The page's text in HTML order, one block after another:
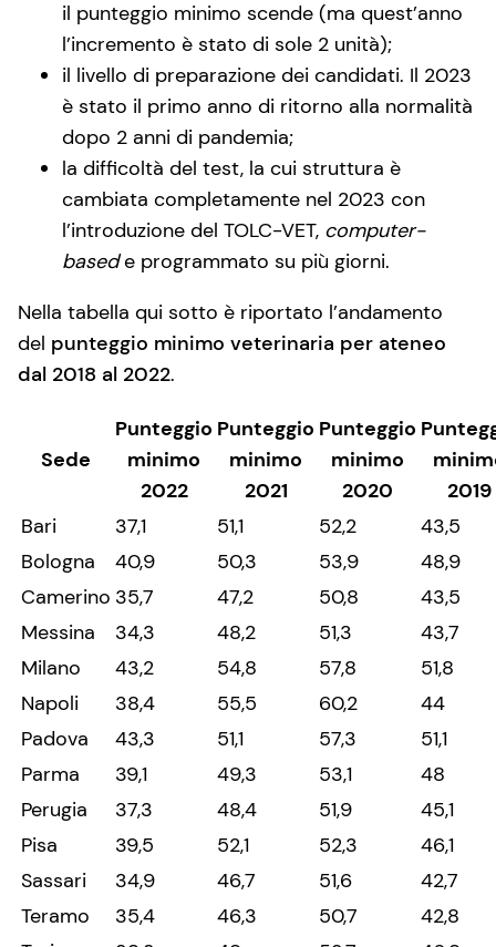
il punteggio minimo scende (ma quest’anno
l’incremento è stato di sole 2 unità);
il livello di preparazione dei candidati. Il 2023
è stato il primo anno di ritorno alla normalità
dopo 2 anni di pandemia;
la difficoltà del test, la cui struttura è
cambiata completamente nel 2023 con
l’introduzione del TOLC-VET, computer-
basede programmato su più giorni.
Nella tabella qui sotto è riportato l’andamento
del punteggio minimo veterinaria per ateneo
dal 2018 al 2022.
Sede
Punteggio
minimo
2022
Punteggio
minimo
2021
Punteggio
minimo
2020
2019
Bari
37,1 51,1 52,2
43,5
Bologna
40,9 50,3 53,9
48,9
Camerino 35,7 47,2 50,8
43,5
Messina
34,3 48,2 51,3
43,7
Milano
43,2 54,8 57,8
51,8
Napoli
38,4 55,5 60,2
44
Padova
43,3 51,1 57,3
51,1
Parma
39,1 49,3 53,1
48
Perugia
37,3 48,4 51,9
45,1
Pisa
39,5 52,1 52,3
46,1
Sassari
34,9 46,7 51,6
42,7
Teramo
35,4 46,3 50,7
42,8